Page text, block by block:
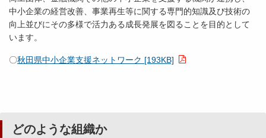
中小企業の経営改善、事業再生等に関する専門的知識及び技術の
向上並びにその多様で活力ある成長発展を図ることを目的として
います。
〇秋田県中小企業支援ネットワーク [193KB]
どのような組織か